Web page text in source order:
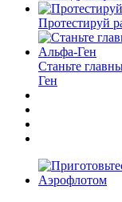
Протестируй
Станьте
Ген